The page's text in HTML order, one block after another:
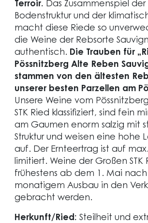
Terroir. Das Zusammenspiel der
Bodenstruktur und der
macht diese Riede so
die Weine der Rebsorte
authentisch. Die Trauben für
Pössnitzberg Alte Reben
stammen von den ältesten
unserer besten Parzellen am
Unsere Weine vom
STK Ried klassifiziert, sind fein
am Gaumen enorm salzig mit
Struktur und weisen eine hohe
auf. Der Ernteertrag ist auf
limitiert. Weine der Großen STK
frühestens ab dem 1. Mai nach
monatigem Ausbau in den
gebracht werden.
Herkunft/Ried: Steilheit und